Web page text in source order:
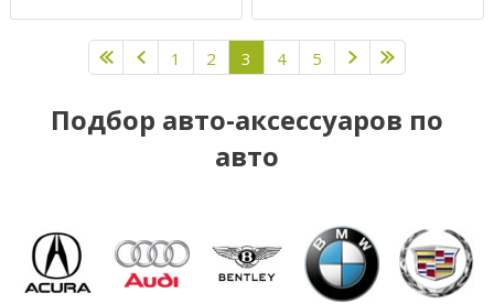
1 2 3 4 5
Подбор авто-аксессуаров по
авто